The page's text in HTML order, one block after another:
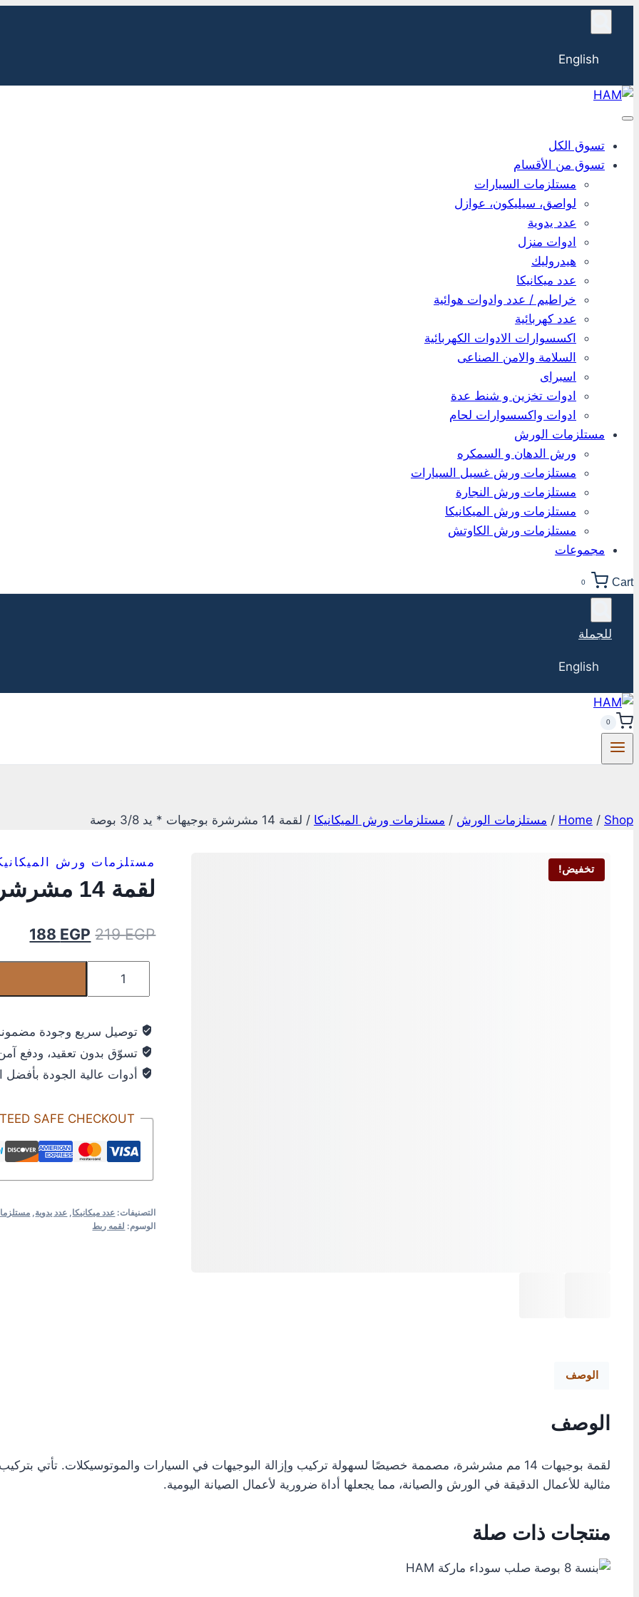
English
تسوق الكل
تسوق من الأقسام
مستلزمات السيارات
لواصق، سيليكون، عوازل
عدد يدوية
ادوات منزل
هيدروليك
عدد ميكانيكا
خراطيم / عدد وادوات هوائية
عدد كهربائية
اكسسوارات الادوات الكهربائية
السلامة والامن الصناعى
اسبراى
ادوات تخزين و شنط عدة
ادوات واكسسوارات لحام
مستلزمات الورش
ورش الدهان و السمكره
مستلزمات ورش غسيل السيارات
مستلزمات ورش النجارة
مستلزمات ورش الميكانيكا
مستلزمات ورش الكاوتش
مجموعات
Cart
0
للجملة
English
0
Home / Shop
/ مستلزمات الورش / مستلزمات ورش الميكانيكا / لقمة 14 مشرشرة بوجيهات * يد 3/8 بوصة
تخفيض!
مستلزمات ورش
لقمة 14 مشرشرة بوجيهات * يد 3/8 بوصة
219EGP
188 EGP
توصيل سريع وجودة
تسوّق بدون تعقيد، ودفع
أدوات عالية الجودة بأفضل
SAFE CHECKOUT
التصنيفات: عدد ميكانيكا عدد يدوية
الوسوم: لقمه ربط
الوصف
الوصف
مثالية للأعمال الدقيقة في الورش والصيانة، مما يجعلها أداة ضرورية لأعمال الصيانة اليومية.
منتجات ذات صلة